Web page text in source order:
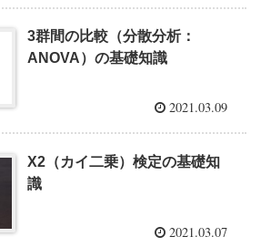
3群間の比較（分散分析：
ANOVA）の基礎知識
2021.03.09
X2（カイ二乗）検定の基礎知
識
2021.03.07